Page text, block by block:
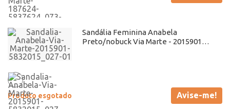
Sandália Feminina Anabela
Preto/nobuck Via Marte - 2015901
Produto esgotado Avise-me!